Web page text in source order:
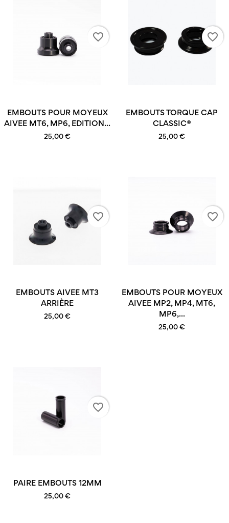
EMBOUTS POUR MOYEUX
AIVEE MT6, MP6, EDITION...
25,00 €
favorite_border
EMBOUTS TORQUE CAP
CLASSIC®
25,00 €
favorite_border
EMBOUTS AIVEE MT3
ARRIÈRE
25,00 €
favorite_border
EMBOUTS POUR MOYEUX
AIVEE MP2, MP4, MT6,
MP6,...
25,00 €
favorite_border
PAIRE EMBOUTS 12MM
25,00 €
favorite_border